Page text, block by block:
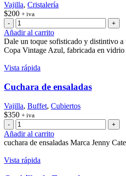
Vajilla, Cristalería
$200 + iva
Copa
Vintage
Azul
cantidad
Añadir al carrito
Dale un toque sofisticado y distintivo a
Copa Vintage Azul, fabricada en vidrio
Vista rápida
Cuchara de ensaladas
Vajilla, Buffet, Cubiertos
$350 + iva
Cuchara
de
ensaladas
Añadir al carrito
cuchara de ensaladas Marca Jenny
Vista rápida